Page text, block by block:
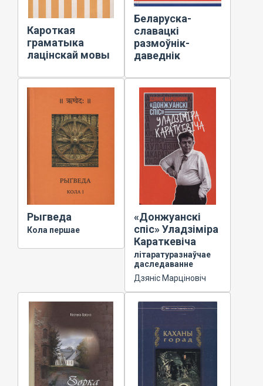
Кароткая
граматыка
лацінскай мовы
Беларуска-
славацкі
размоўнік-
даведнік
Рыгведа
Кола першае
«Донжуанскі
спіс» Уладзіміра
Караткевіча
літаратуразнаўчае
даследаванне
Дзяніс Марціновіч